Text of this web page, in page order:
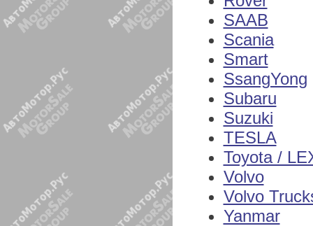
SAAB
Scania
Smart
SsangYong
Subaru
Suzuki
TESLA
Toyota /
Volvo
Volvo
Yanmar